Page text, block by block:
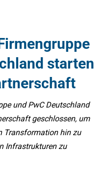
starten
und PwC Deutschland
geschlossen, um
Transformation hin zu
Infrastrukturen zu